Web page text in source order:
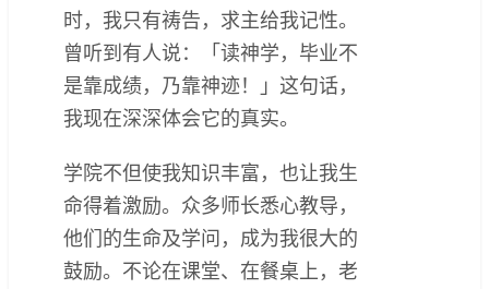
时，我只有祷告，求主给我记性。
曾听到有人说：「读神学，毕业不
是靠成绩，乃靠神迹！」这句话，
我现在深深体会它的真实。
学院不但使我知识丰富，也让我生
命得着激励。众多师长悉心教导，
他们的生命及学问，成为我很大的
鼓励。不论在课堂、在餐桌上，老